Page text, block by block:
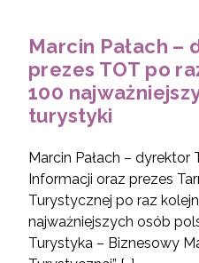
Marcin Pałach –
prezes TOT po
100
turystyki
Marcin Pałach – dyrektor
Informacji oraz prezes
Turystycznej po raz
najważniejszych osób
Turystyka – Biznesowy